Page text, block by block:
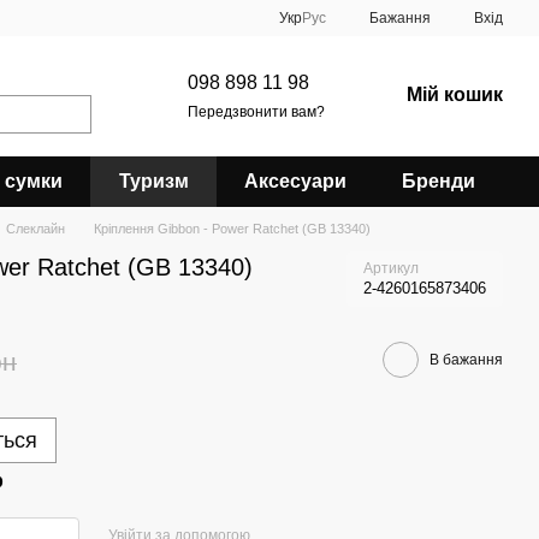
УкрРус Бажання Вхід
098 898 11 98
Передзвонити вам?
Мій кошик
сумки Туризм Аксесуари Бренди
Слеклайн Кріплення Gibbon - Power Ratchet (GB 13340)
Ratchet (GB 13340) Артикул
2-4260165873406
В бажання
Увійти за допомогою